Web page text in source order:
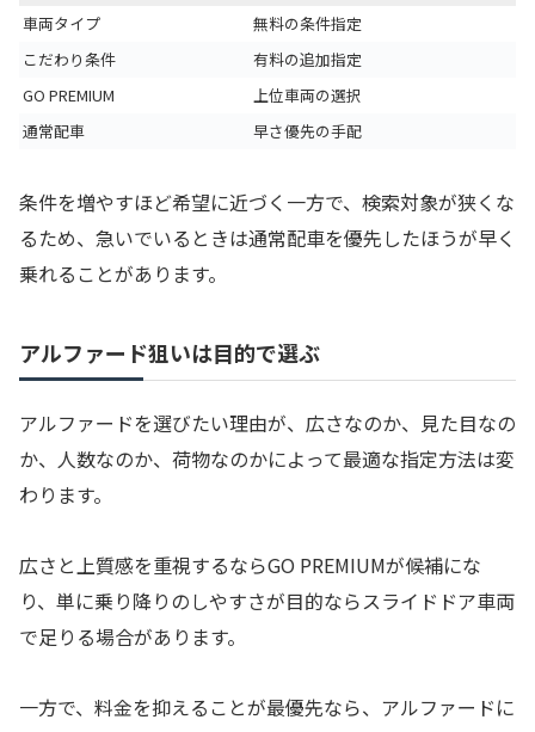
車両タイプ
無料の条件指定
こだわり条件
有料の追加指定
GO PREMIUM
上位車両の選択
通常配車
早さ優先の手配
条件を増やすほど希望に近づく一方で、検索対象が狭くな
るため、急いでいるときは通常配車を優先したほうが早く
乗れることがあります。
アルファード狙いは目的で選ぶ
アルファードを選びたい理由が、広さなのか、見た目なの
か、人数なのか、荷物なのかによって最適な指定方法は変
わります。
広さと上質感を重視するならGO PREMIUMが候補にな
り、単に乗り降りのしやすさが目的ならスライドドア車両
で足りる場合があります。
一方で、料金を抑えることが最優先なら、アルファードに